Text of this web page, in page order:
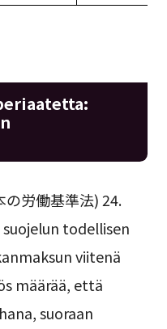
労働基準法) 24.
todellisen
viitenä
määrää, että
suoraan